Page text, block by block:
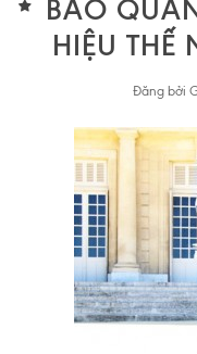
BẢO
HIỆU
Đăng bởi